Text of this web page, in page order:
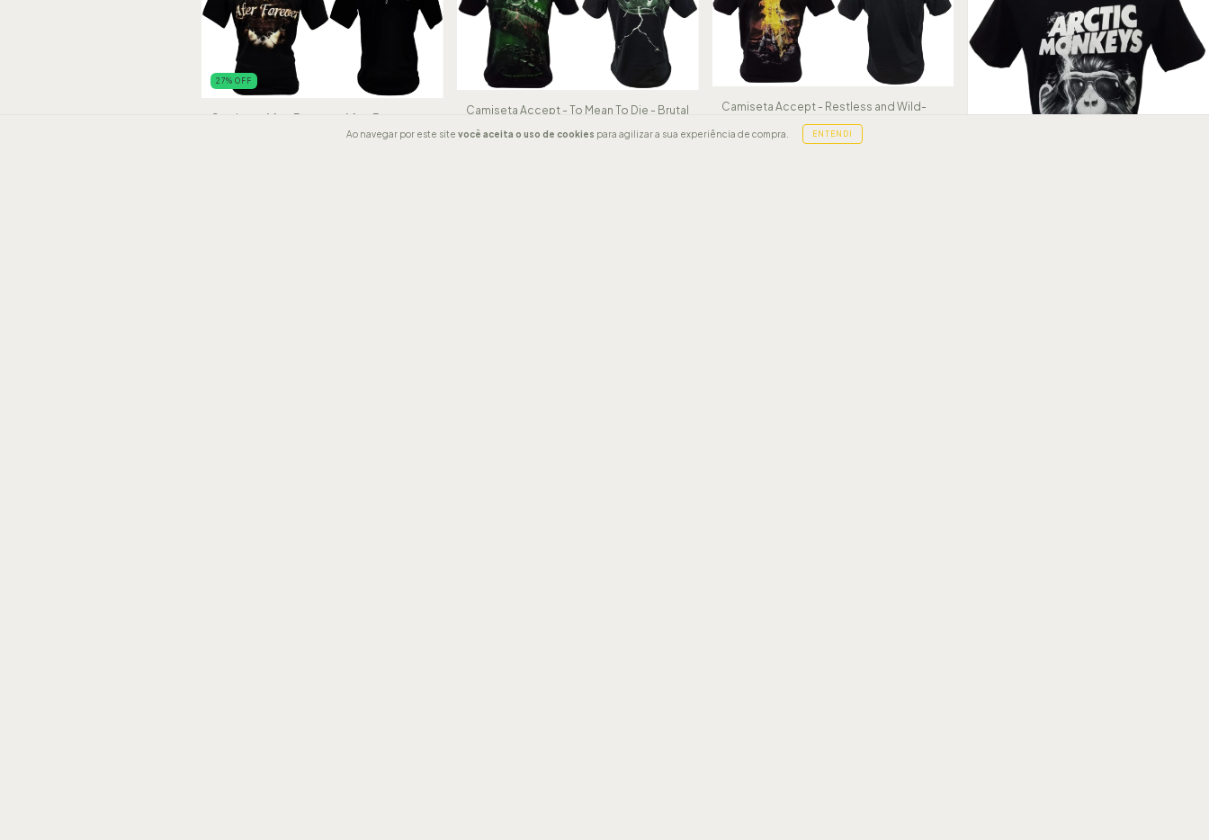
Ao navegar por este site você aceita o uso de cookies para agilizar a sua experiência de compra. ENTENDI
27% OFF
Camiseta After Forever - After Forever -
Tamanho M - Último tamanho disponível
Camiseta Accept - To Mean To Die - Brutal
Camiseta Accept - Restless and Wild-